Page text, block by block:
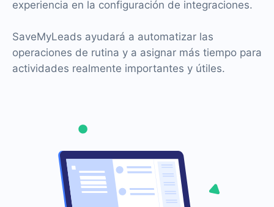
experiencia en la configuración de integraciones.
SaveMyLeads ayudará a automatizar las
operaciones de rutina y a asignar más tiempo para
actividades realmente importantes y útiles.